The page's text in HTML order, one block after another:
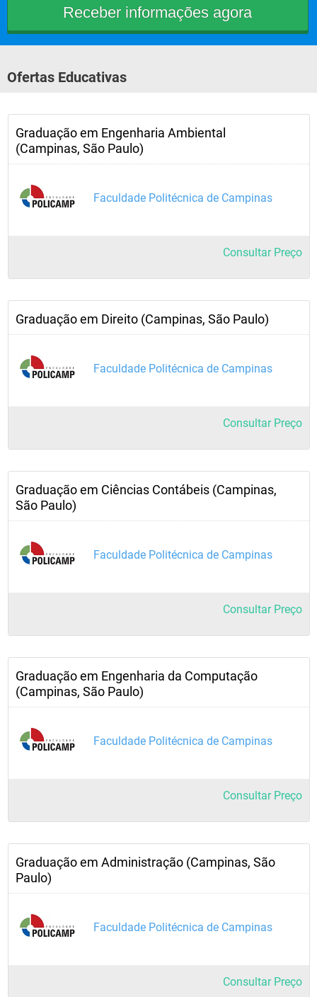
Ofertas Educativas
Graduação em Engenharia Ambiental
(Campinas, São Paulo)
Faculdade Politécnica de Campinas
Consultar Preço
Graduação em Direito (Campinas, São Paulo)
Faculdade Politécnica de Campinas
Consultar Preço
Graduação em Ciências Contábeis (Campinas,
São Paulo)
Faculdade Politécnica de Campinas
Consultar Preço
Graduação em Engenharia da Computação
(Campinas, São Paulo)
Faculdade Politécnica de Campinas
Consultar Preço
Graduação em Administração (Campinas, São
Paulo)
Faculdade Politécnica de Campinas
Consultar Preço